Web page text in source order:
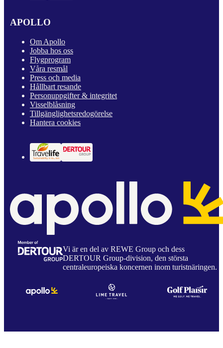
APOLLO
Om Apollo
Jobba hos oss
Flygprogram
Våra resmål
Press och media
Hållbart resande
Personuppgifter & integritet
Visselblåsning
Tillgänglighetsredogörelse
Hantera cookies
Vi är en del av REWE Group och dess
DERTOUR Group-division, den största
centraleuropeiska koncernen inom turistnäringen.